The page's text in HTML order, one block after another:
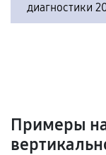
диагностики
Примеры